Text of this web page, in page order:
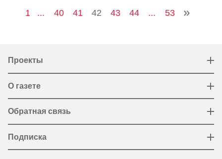
1 ... 40 41 42 43 44 ... 53
Проекты
О газете
Обратная связь
Подписка